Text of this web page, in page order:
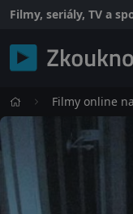
Filmy, seriály, TV a
Filmy online